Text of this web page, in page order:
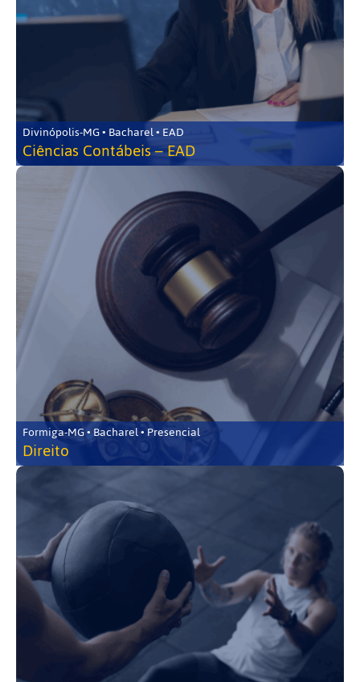
Divinópolis-MG • Bacharel • EAD
Ciências Contábeis – EAD
Formiga-MG • Bacharel • Presencial
Direito